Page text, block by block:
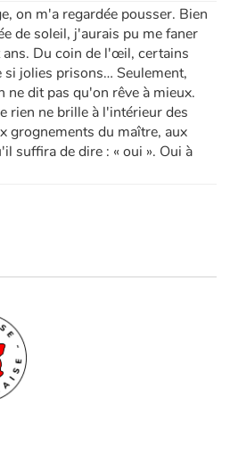
on m'a regardée pousser. Bien
de soleil, j'aurais pu me faner
Du coin de l'œil, certains
si jolies prisons… Seulement,
ne dit pas qu'on rêve à mieux.
rien ne brille à l'intérieur des
grognements du maître, aux
suffira de dire : « oui ». Oui à